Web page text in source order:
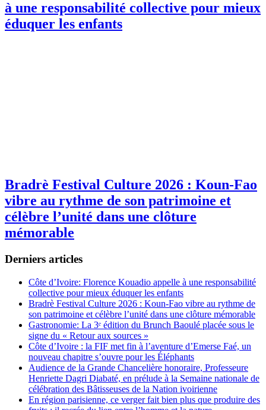
à une responsabilité collective pour mieux
éduquer les enfants
Bradrè Festival Culture 2026 : Koun-Fao
vibre au rythme de son patrimoine et
célèbre l’unité dans une clôture
mémorable
Derniers articles
Côte d’Ivoire: Florence Kouadio appelle à une responsabilité
collective pour mieux éduquer les enfants
Bradrè Festival Culture 2026 : Koun-Fao vibre au rythme de
son patrimoine et célèbre l’unité dans une clôture mémorable
Gastronomie: La 3ᵉ édition du Brunch Baoulé placée sous le
signe du « Retour aux sources »
Côte d’Ivoire : la FIF met fin à l’aventure d’Emerse Faé, un
nouveau chapitre s’ouvre pour les Éléphants
Audience de la Grande Chancelière honoraire, Professeure
Henriette Dagri Diabaté, en prélude à la Semaine nationale de
célébration des Bâtisseuses de la Nation ivoirienne
En région parisienne, ce verger fait bien plus que produire des